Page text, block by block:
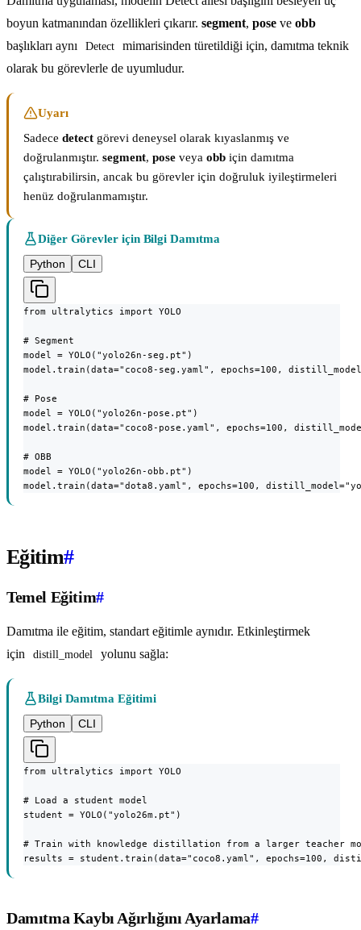
boyun katmanından özellikleri çıkarır. segment, pose ve obb
başlıkları aynı
Detect
mimarisinden türetildiği için, damıtma teknik
olarak bu görevlerle de uyumludur.
Uyarı
Sadece detect görevi deneysel olarak kıyaslanmış ve
doğrulanmıştır. segment, pose veya obb için damıtma
çalıştırabilirsin, ancak bu görevler için doğruluk iyileştirmeleri
henüz doğrulanmamıştır.
Diğer Görevler için Bilgi Damıtma
Python
CLI
from ultralytics import YOLO
# Segment
model = YOLO("yolo26n-seg.pt")
model.train(data="coco8-seg.yaml", epochs=100,
# Pose
model = YOLO("yolo26n-pose.pt")
model.train(data="coco8-pose.yaml", epochs=100,
# OBB
model = YOLO("yolo26n-obb.pt")
model.train(data="dota8.yaml", epochs=100,
Eğitim#
Temel Eğitim#
Damıtma ile eğitim, standart eğitimle aynıdır. Etkinleştirmek
için
distill_model yolunu sağla:
Bilgi Damıtma Eğitimi
Python
CLI
from ultralytics import YOLO
# Load a student model
student = YOLO("yolo26m.pt")
# Train with knowledge distillation from a larger teacher
results = student.train(data="coco8.yaml", epochs=100,
Damıtma Kaybı Ağırlığını Ayarlama#